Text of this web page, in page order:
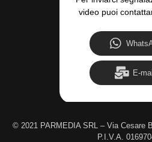
video puoi
E-mail
© 2021 PARMEDIA SRL – Via Cesare
P.I.V.A.